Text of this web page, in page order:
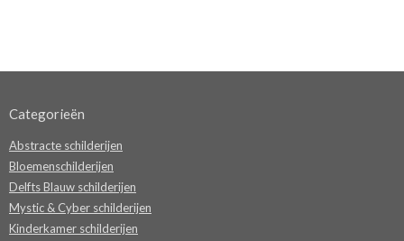
Categorieën
Abstracte schilderijen
Bloemenschilderijen
Delfts Blauw schilderijen
Mystic & Cyber schilderijen
Kinderkamer schilderijen